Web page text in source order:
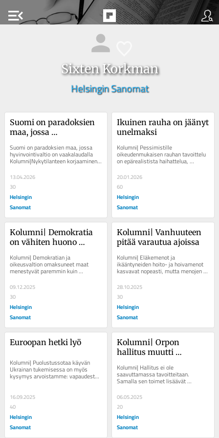
menu_open
Sixten Korkman
Helsingin Sanomat
Suomi on paradoksien
maa, jossa
vaakalaudalla
Suomi on paradoksien maa, jossa
hyvinvointivaltio on vaakalaudalla
Kolumni|Nykytilanteen korjaaminen
vaatii ”kylmää päätä ja lämmintä...
13.04.2026
30
Helsingin
Sanomat
Ikuinen rauha on jäänyt
unelmaksi
Kolumni| Pessimistille
oikeudenmukaisen rauhan tavoittelu
on epärealistista haihattelua,
optimisti yrittää toimia sen puolesta.
Kirjoittaja on...
20.01.2026
60
Helsingin
Sanomat
Kolumni| Demokratia
on vähiten huono
Kolumni| Demokratian ja
oikeusvaltion omaksuneet maat
menestyvät paremmin kuin
autoritaarisesti hallitut maat.
Kirjoittaja on Helsingin Sanomien...
09.12.2025
30
Helsingin
Sanomat
Kolumni| Vanhuuteen
pitää varautua ajoissa
Kolumni| Eläkemenot ja
ikääntyneiden hoito- ja hoivamenot
kasvavat nopeasti, mutta menojen
kasvun hillintään on monia keinoja.
Kirjoittaja on...
28.10.2025
30
Helsingin
Sanomat
Euroopan hetki lyö
Kolumni| Puolustussotaa käyvän
Ukrainan tukemisessa on myös
kysymys arvoistamme: vapaudesta,
oikeudesta, kansanvallasta ja
16.09.2025
40
Helsingin
Sanomat
Kolumni| Orpon
hallitus muutti
veronalennusriihessä
Kolumni| Hallitus ei ole
saavuttamassa tavoitteitaan.
Samalla sen toimet lisäävät
aiheutuvia ongelmia. ...
06.05.2025
20
Helsingin
Sanomat